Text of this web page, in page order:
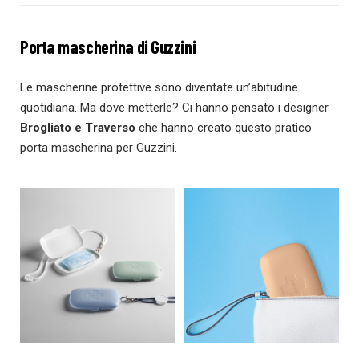
Porta mascherina di Guzzini
Le mascherine protettive sono diventate un’abitudine
quotidiana. Ma dove metterle? Ci hanno pensato i designer
Brogliato e Traverso che hanno creato questo pratico
porta mascherina per Guzzini.